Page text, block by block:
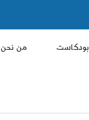
بودكاست من نحن